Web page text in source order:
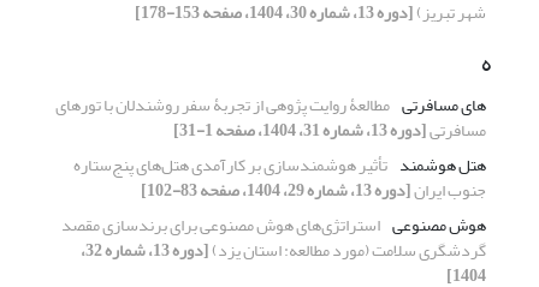
شهر تبریز)[دوره 13، شماره 30، 1404، صفحه 153-178]
ه
های مسافرتی مطالعۀ روایت ­پژوهی از تجربۀ سفر روشندلان با تور­های
مسافرتی[دوره 13، شماره 31، 1404، صفحه 1-31]
هتل هوشمند تأثیر هوشمندسازی بر کارآمدی هتل‌های پنج‌ستاره
جنوب ایران[دوره 13، شماره 29، 1404، صفحه 83-102]
هوش مصنوعی استراتژی‌های هوش مصنوعی برای برندسازی مقصد
گردشگری سلامت (مورد مطالعه: استان یزد) [دوره 13، شماره 32،
1404]